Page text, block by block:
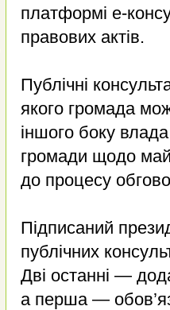
платформі е-
правових актів.
Публічні
якого громада
іншого боку
громади щодо
до процесу
Підписаний
публічних
Дві останні —
а перша —